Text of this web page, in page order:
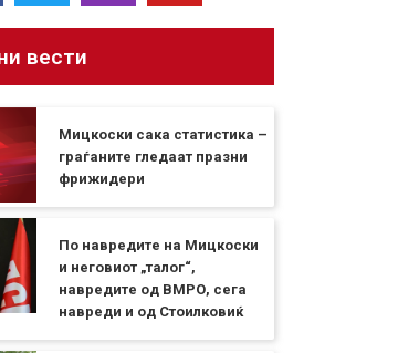
вести
Мицкоски сака статистика –
граѓаните гледаат празни
фрижидери
По навредите на Мицкоски
и неговиот „талог“,
навредите од ВМРО, сега
навреди и од Стоилковиќ